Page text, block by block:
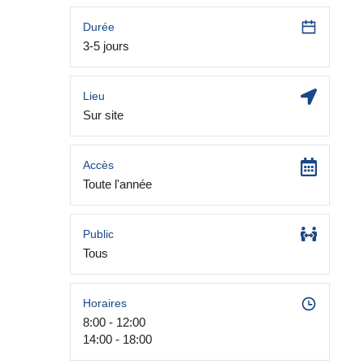
Durée
3-5 jours
Lieu
Sur site
Accès
Toute l'année
Public
Tous
Horaires
8:00 - 12:00
14:00 - 18:00